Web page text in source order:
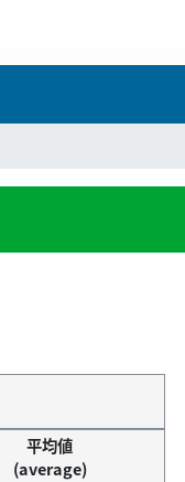
平均値
(average)